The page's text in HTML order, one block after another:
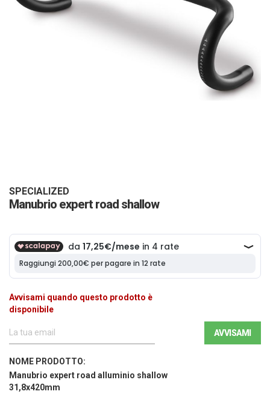
SPECIALIZED
Manubrio expert road shallow
Avvisami quando questo prodotto è
disponibile
AVVISAMI
Elementi
prodotti
Manubrio expert road alluminio shallow
31,8x420mm
galleria
di